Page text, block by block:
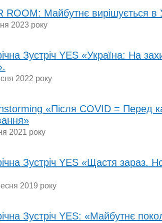
ROOM: Майбутнє вирішується в
2023 року
Зустріч YES «Україна: На
2022 року
«Після COVID = Перед
2021 року
Зустріч YES «Щастя зараз.
2019 року
Зустріч YES: «Майбутнє